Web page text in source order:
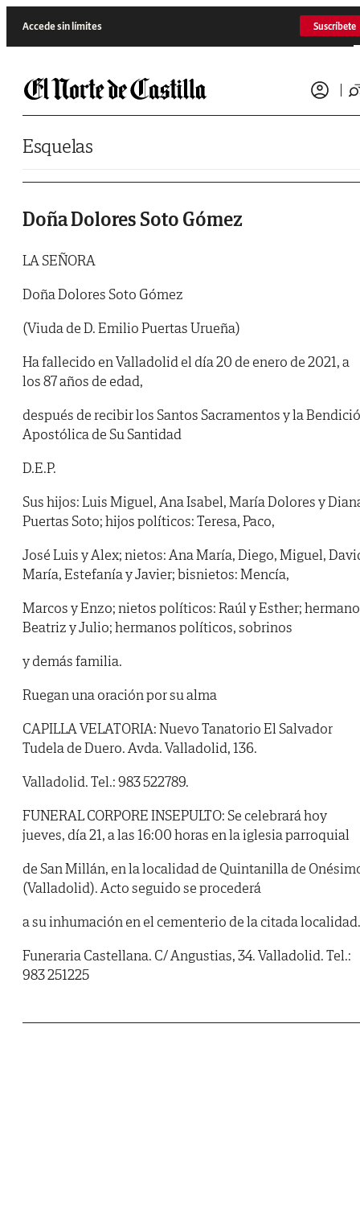
Accede sin límites Suscríbete
Esquelas
Doña Dolores Soto Gómez
LA SEÑORA
Doña Dolores Soto Gómez
(Viuda de D. Emilio Puertas Urueña)
Ha fallecido en Valladolid el día 20 de enero de 2021, a
los 87 años de edad,
después de recibir los Santos Sacramentos y la
Apostólica de Su Santidad
D.E.P.
Sus hijos: Luis Miguel, Ana Isabel, María Dolores y
Puertas Soto; hijos políticos: Teresa, Paco,
José Luis y Alex; nietos: Ana María, Diego, Miguel,
María, Estefanía y Javier; bisnietos: Mencía,
Marcos y Enzo; nietos políticos: Raúl y Esther;
Beatriz y Julio; hermanos políticos, sobrinos
y demás familia.
Ruegan una oración por su alma
CAPILLA VELATORIA: Nuevo Tanatorio El Salvador
Tudela de Duero. Avda. Valladolid, 136.
Valladolid. Tel.: 983 522789.
FUNERAL CORPORE INSEPULTO: Se celebrará hoy
jueves, día 21, a las 16:00 horas en la iglesia parroquial
de San Millán, en la localidad de Quintanilla de
(Valladolid). Acto seguido se procederá
a su inhumación en el cementerio de la citada localidad.
Funeraria Castellana. C/ Angustias, 34. Valladolid. Tel.:
983 251225